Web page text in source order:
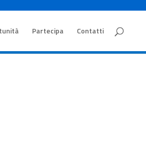
Partecipa Contatti